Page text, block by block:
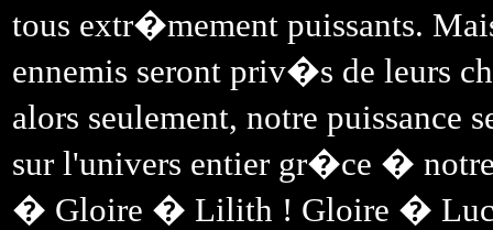
tous extr�mement puissants.
ennemis seront priv�s de leurs
alors seulement, notre
sur l'univers entier gr�ce � notre
� Gloire � Lilith ! Gloire �